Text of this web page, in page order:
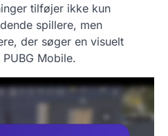
tilføjer ikke kun
spillere, men
der søger en visuelt
Mobile.